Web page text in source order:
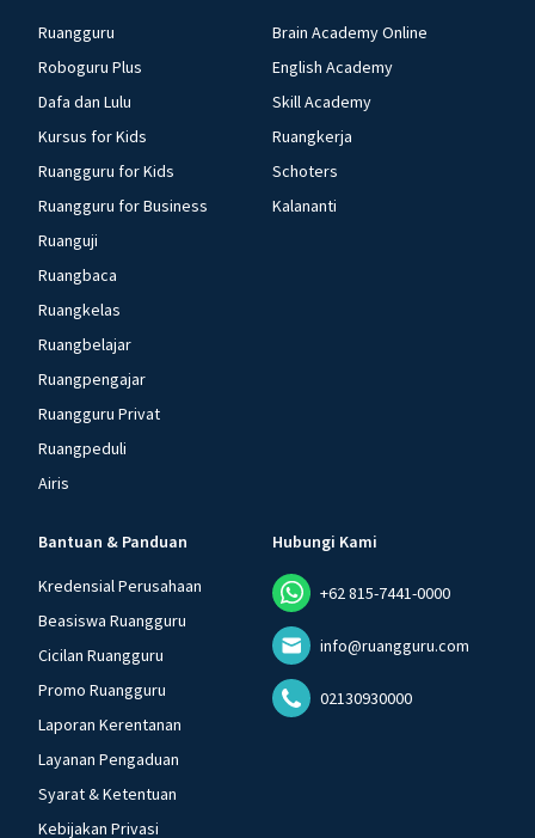
Ruangguru
Roboguru Plus
Dafa dan Lulu
Kursus for Kids
Ruangguru for Kids
Ruangguru for Business
Ruanguji
Ruangbaca
Ruangkelas
Ruangbelajar
Ruangpengajar
Ruangguru Privat
Ruangpeduli
Airis
Brain Academy Online
English Academy
Skill Academy
Ruangkerja
Schoters
Kalananti
Bantuan & Panduan
Kredensial Perusahaan
Beasiswa Ruangguru
Cicilan Ruangguru
Promo Ruangguru
Laporan Kerentanan
Layanan Pengaduan
Syarat & Ketentuan
Kebijakan Privasi
Hubungi Kami
+62 815-7441-0000
info@ruangguru.com
02130930000